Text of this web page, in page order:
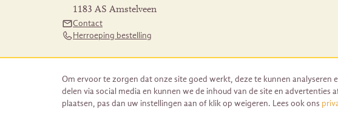
1183 AS Amstelveen
Contact
Herroeping bestelling
© 2026
Om ervoor te zorgen dat onze site goed werkt, deze te kunnen
delen via social media en kunnen we de inhoud van de site en
plaatsen, pas dan uw instellingen aan of klik op weigeren. Lees ook ons